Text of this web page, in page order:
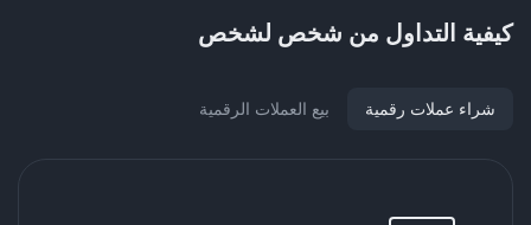
كيفية التداول من شخص لشخص
شراء عملات رقمية بيع العملات الرقمية